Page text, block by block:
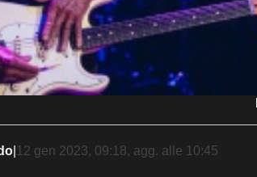
12 gen 2023, 09:18, agg. alle 10:45